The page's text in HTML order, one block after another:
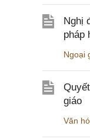
Nghị
pháp
Ngoại
giáo
Văn